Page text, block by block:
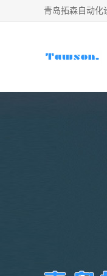
青岛拓森自动化